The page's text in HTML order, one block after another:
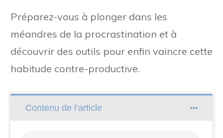
Préparez-vous à plonger dans les
méandres de la procrastination et à
découvrir des outils pour enfin vaincre cette
habitude contre-productive.
Contenu de l’article